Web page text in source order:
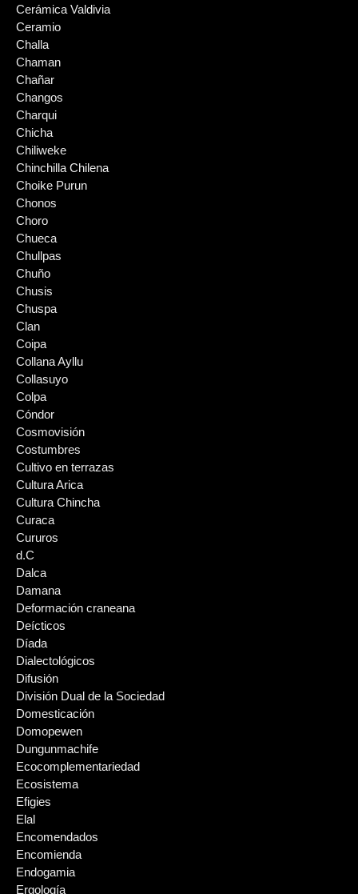
Cerámica Valdivia
Ceramio
Challa
Chaman
Chañar
Changos
Charqui
Chicha
Chiliweke
Chinchilla Chilena
Choike Purun
Chonos
Choro
Chueca
Chullpas
Chuño
Chusis
Chuspa
Clan
Coipa
Collana Ayllu
Collasuyo
Colpa
Cóndor
Cosmovisión
Costumbres
Cultivo en terrazas
Cultura Arica
Cultura Chincha
Curaca
Cururos
d.C
Dalca
Damana
Deformación craneana
Deícticos
Díada
Dialectológicos
Difusión
División Dual de la Sociedad
Domesticación
Domopewen
Dungunmachife
Ecocomplementariedad
Ecosistema
Efigies
Elal
Encomendados
Encomienda
Endogamia
Ergología